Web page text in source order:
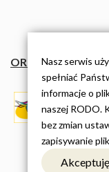
ORGANIZACJE
Nasz serwis
spełniać
informacje o
naszej RODO.
bez zmian
zapisywanie
Akceptuję